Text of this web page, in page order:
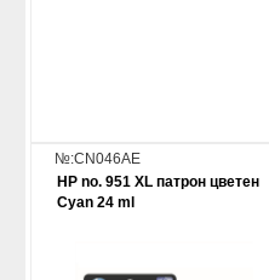
№:CN046AE
HP no. 951 XL патрон цветен
Cyan 24 ml